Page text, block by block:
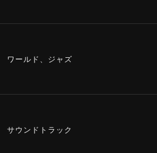
ワールド、ジャズ
サウンドトラック